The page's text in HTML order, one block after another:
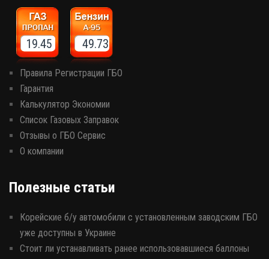
19.45 49.73
Правила Регистрации ГБО
Гарантия
Калькулятор Экономии
Список Газовых Заправок
Отзывы о ГБО Сервис
О компании
Полезные статьи
Корейские б/у автомобили с установленным заводским ГБО
уже доступны в Украине
Стоит ли устанавливать ранее использовавшиеся баллоны